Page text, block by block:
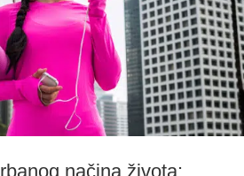
načina života: